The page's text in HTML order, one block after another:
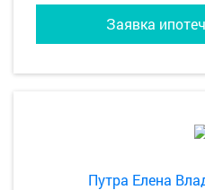
Заявка
Путра Елена